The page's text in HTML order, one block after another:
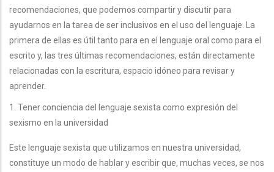
recomendaciones, que podemos compartir y discutir para
ayudarnos en la tarea de ser inclusivos en el uso del lenguaje. La
primera de ellas es útil tanto para en el lenguaje oral como para el
escrito y, las tres últimas recomendaciones, están directamente
relacionadas con la escritura, espacio idóneo para revisar y
aprender.
1. Tener conciencia del lenguaje sexista como expresión del
sexismo en la universidad
Este lenguaje sexista que utilizamos en nuestra universidad,
constituye un modo de hablar y escribir que, muchas veces, se nos